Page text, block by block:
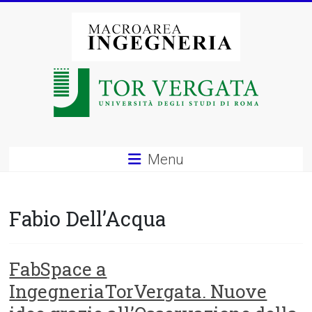
Macroarea
degli
di
Roma
Menu
Fabio Dell’Acqua
FabSpace a
IngegneriaTorVergata. Nuove